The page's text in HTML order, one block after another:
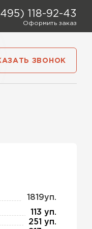
118-92-43
Оформить заказ
ЗВОНОК
1819уп.
113 уп.
251 уп.
Контакты